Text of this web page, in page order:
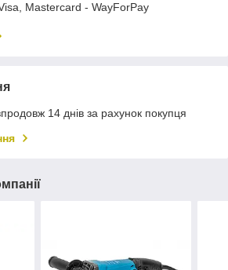
Mastercard - WayForPay
14 днів за рахунок покупця